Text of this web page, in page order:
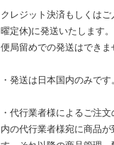
クレジット決済もしくは
曜定休)に発送いたします
便局留めでの発送はできま
・発送は日本国内のみです
・代行業者様によるご注
内の代行業者様宛に商品